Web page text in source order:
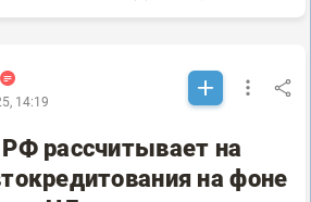
14:19
рассчитывает на
на фоне